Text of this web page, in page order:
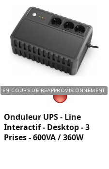
EN COURS DE RÉAPPROVISIONNEMENT
Réf. : 581206
Onduleur UPS - Line
Interactif - Desktop - 3
Prises - 600VA / 360W